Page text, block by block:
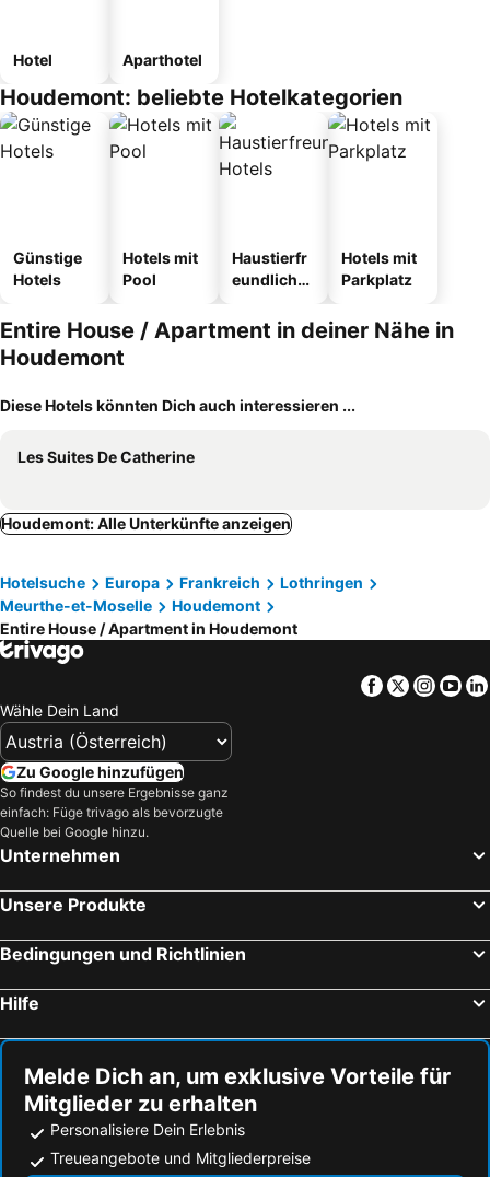
Hotel Aparthotel
Houdemont: beliebte Hotelkategorien
Günstige
Hotels
Hotels mit
Pool
Haustierfr
eundliche
Hotels mit
Parkplatz
Entire House / Apartment in deiner Nähe in
Houdemont
Diese Hotels könnten Dich auch interessieren ...
Les Suites De Catherine
Houdemont: Alle Unterkünfte anzeigen
Hotelsuche Europa Frankreich
Lothringen
Meurthe-et-Moselle
Houdemont
Entire House / Apartment in Houdemont
Facebook
Twitter
Wähle Dein Land
Zu Google hinzufügen
So findest du unsere Ergebnisse ganz
einfach: Füge trivago als bevorzugte
Quelle bei Google hinzu.
Unternehmen
Unsere Produkte
Bedingungen und Richtlinien
Hilfe
Melde Dich an, um exklusive Vorteile für
Mitglieder zu erhalten
Personalisiere Dein Erlebnis
Treueangebote und Mitgliederpreise